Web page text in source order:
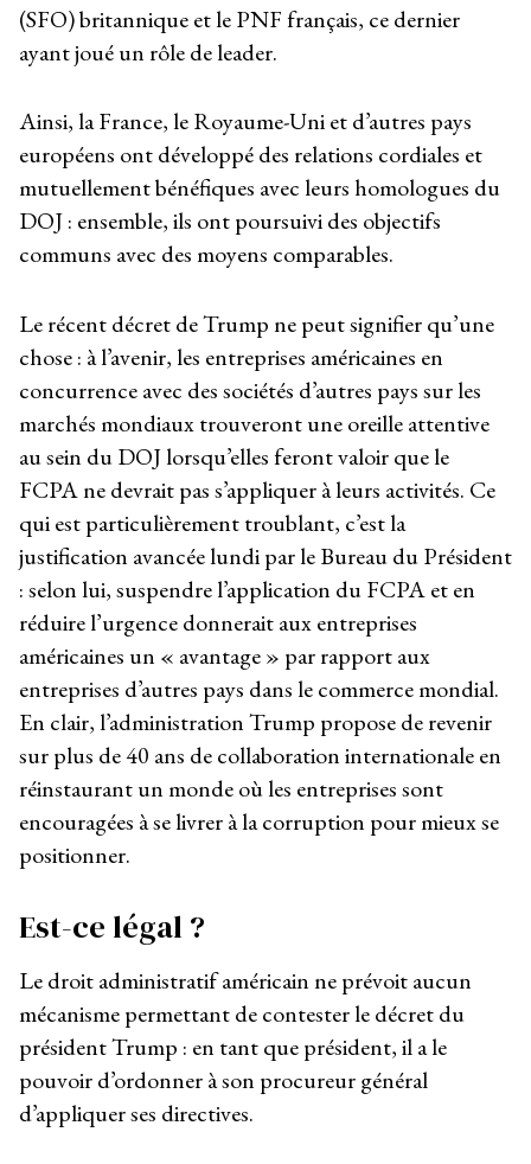
(SFO) britannique et le PNF français, ce dernier
ayant joué un rôle de leader.
Ainsi, la France, le Royaume-Uni et d’autres pays
européens ont développé des relations cordiales et
mutuellement bénéfiques avec leurs homologues du
DOJ : ensemble, ils ont poursuivi des objectifs
communs avec des moyens comparables.
Le récent décret de Trump ne peut signifier qu’une
chose : à l’avenir, les entreprises américaines en
concurrence avec des sociétés d’autres pays sur les
marchés mondiaux trouveront une oreille attentive
au sein du DOJ lorsqu’elles feront valoir que le
FCPA ne devrait pas s’appliquer à leurs activités. Ce
qui est particulièrement troublant, c’est la
justification avancée lundi par le Bureau du Président
: selon lui, suspendre l’application du FCPA et en
réduire l’urgence donnerait aux entreprises
américaines un « avantage » par rapport aux
entreprises d’autres pays dans le commerce mondial.
En clair, l’administration Trump propose de revenir
sur plus de 40 ans de collaboration internationale en
réinstaurant un monde où les entreprises sont
encouragées à se livrer à la corruption pour mieux se
positionner.
Est-ce légal ?
Le droit administratif américain ne prévoit aucun
mécanisme permettant de contester le décret du
président Trump : en tant que président, il a le
pouvoir d’ordonner à son procureur général
d’appliquer ses directives.